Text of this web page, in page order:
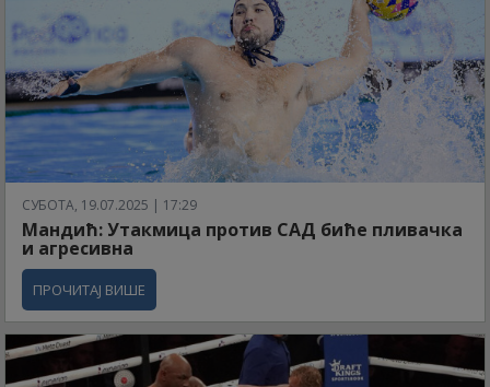
СУБОТА, 19.07.2025 | 17:29
Мандић: Утакмица против САД биће пливачка
и агресивна
ПРОЧИТАЈ ВИШЕ